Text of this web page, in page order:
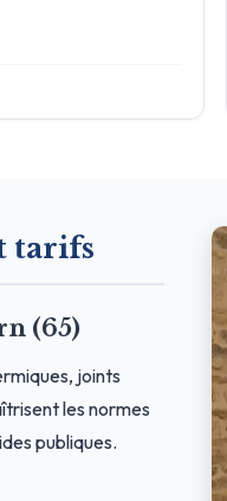
tarifs
(65)
joints
les normes
publiques.